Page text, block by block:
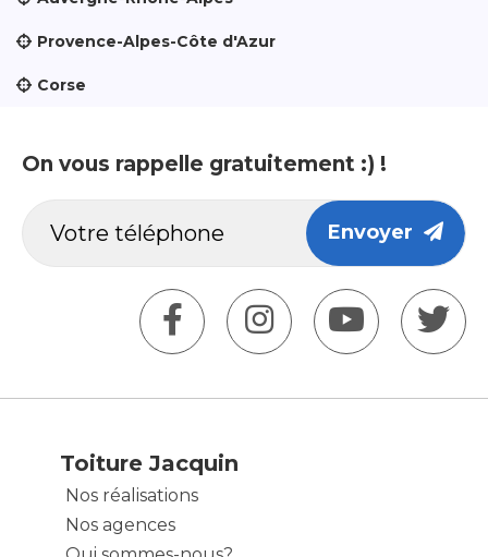
Provence-Alpes-Côte d'Azur
Corse
On vous rappelle gratuitement :) !
Envoyer
Toiture Jacquin
Nos réalisations
Nos agences